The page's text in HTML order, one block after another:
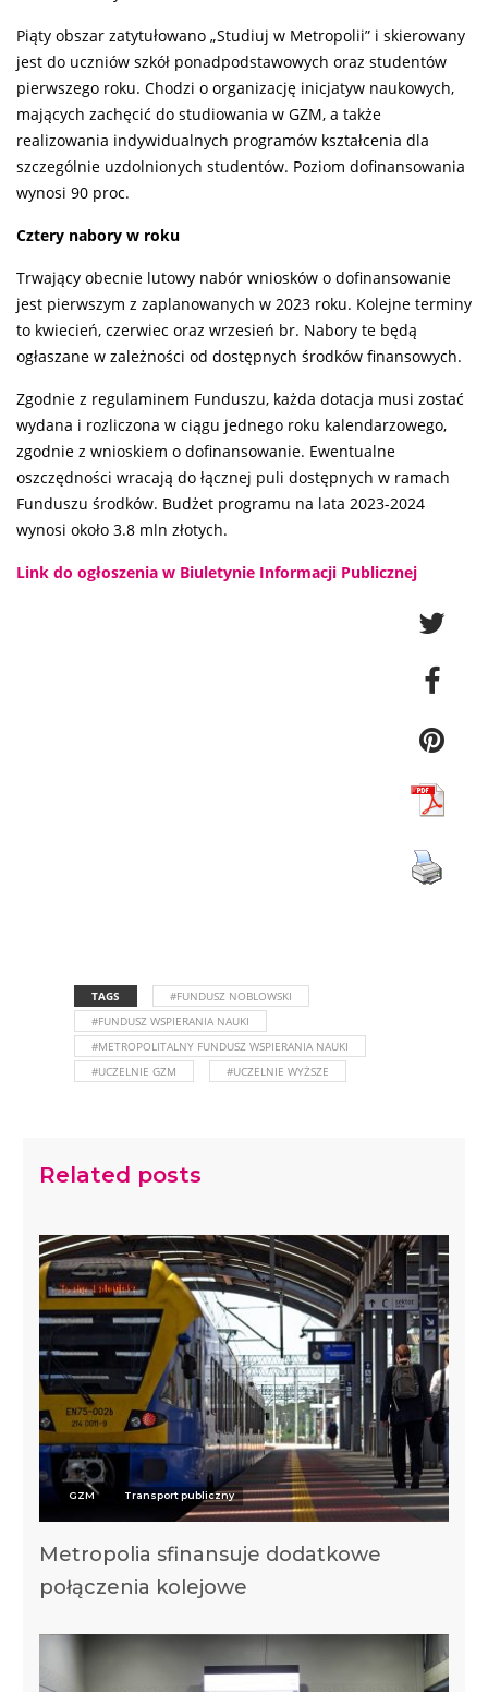
Piąty obszar zatytułowano „Studiuj w Metropolii” i skierowany
jest do uczniów szkół ponadpodstawowych oraz studentów
pierwszego roku. Chodzi o organizację inicjatyw naukowych,
mających zachęcić do studiowania w GZM, a także
realizowania indywidualnych programów kształcenia dla
szczególnie uzdolnionych studentów. Poziom dofinansowania
wynosi 90 proc.
Cztery nabory w roku
Trwający obecnie lutowy nabór wniosków o dofinansowanie
jest pierwszym z zaplanowanych w 2023 roku. Kolejne terminy
to kwiecień, czerwiec oraz wrzesień br. Nabory te będą
ogłaszane w zależności od dostępnych środków finansowych.
Zgodnie z regulaminem Funduszu, każda dotacja musi zostać
wydana i rozliczona w ciągu jednego roku kalendarzowego,
zgodnie z wnioskiem o dofinansowanie. Ewentualne
oszczędności wracają do łącznej puli dostępnych w ramach
Funduszu środków. Budżet programu na lata 2023-2024
wynosi około 3.8 mln złotych.
Link do ogłoszenia w Biuletynie Informacji Publicznej
TAGS
#FUNDUSZ NOBLOWSKI
#FUNDUSZ WSPIERANIA NAUKI
#METROPOLITALNY FUNDUSZ WSPIERANIA NAUKI
#UCZELNIE GZM
#UCZELNIE WYŻSZE
Related posts
GZM Transport publiczny
Metropolia sfinansuje dodatkowe
połączenia kolejowe